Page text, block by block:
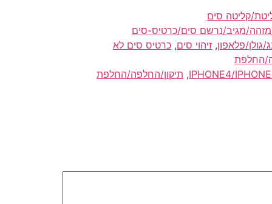
קליטה סים
מזהה/מגיב/נרשם סים/כרטיס-סים
פלאפון, זיהוי סים, כרטיס סים לא
החלפת
, תיקון/החלפה/החלפת